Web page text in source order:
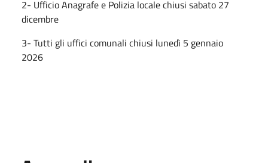
2- Ufficio Anagrafe e Polizia locale chiusi sabato 27
dicembre
3- Tutti gli uffici comunali chiusi lunedì 5 gennaio
2026